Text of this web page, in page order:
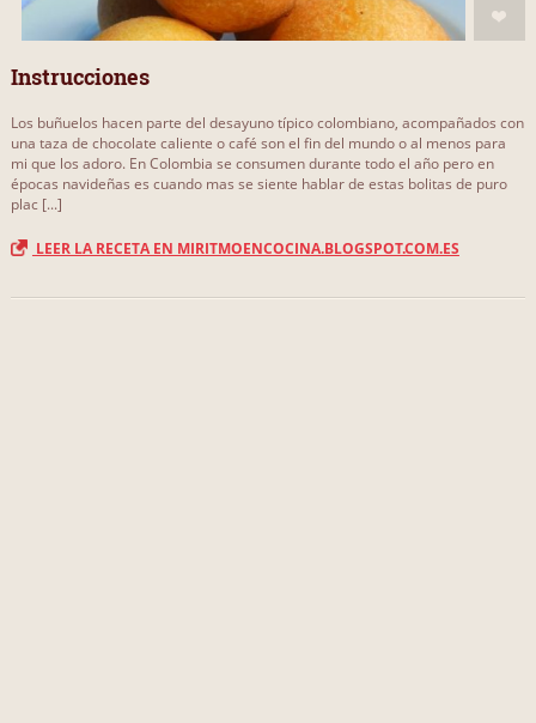
Instrucciones
Los buñuelos hacen parte del desayuno típico colombiano, acompañados con
una taza de chocolate caliente o café son el fin del mundo o al menos para
mi que los adoro. En Colombia se consumen durante todo el año pero en
épocas navideñas es cuando mas se siente hablar de estas bolitas de puro
plac [...]
LEER LA RECETA EN MIRITMOENCOCINA.BLOGSPOT.COM.ES